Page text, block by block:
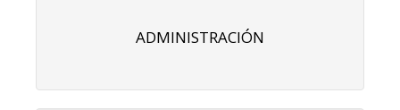
ADMINISTRACIÓN